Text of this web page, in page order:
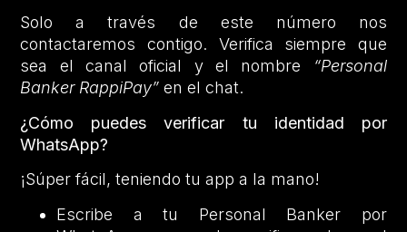
Solo a través de este número nos
contactaremos contigo. Verifica siempre que
sea el canal oficial y el nombre
“Personal
Banker RappiPay” en el chat.
¿Cómo puedes verificar tu identidad por
WhatsApp?
¡Súper fácil, teniendo tu app a la mano!
Escribe a tu Personal Banker por